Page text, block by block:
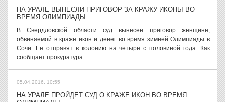
НА УРАЛЕ ВЫНЕСЛИ ПРИГОВОР ЗА КРАЖУ ИКОНЫ ВО
ВРЕМЯ ОЛИМПИАДЫ
В Свердловской области суд вынесен приговор женщине,
обвиняемой в краже икон и денег во время зимней Олимпиады в
Сочи. Ее отправят в колонию на четыре с половиной года. Как
сообщает прокуратура...
05.04.2016, 10:55
НА УРАЛЕ ПРОЙДЕТ СУД О КРАЖЕ ИКОН ВО ВРЕМЯ